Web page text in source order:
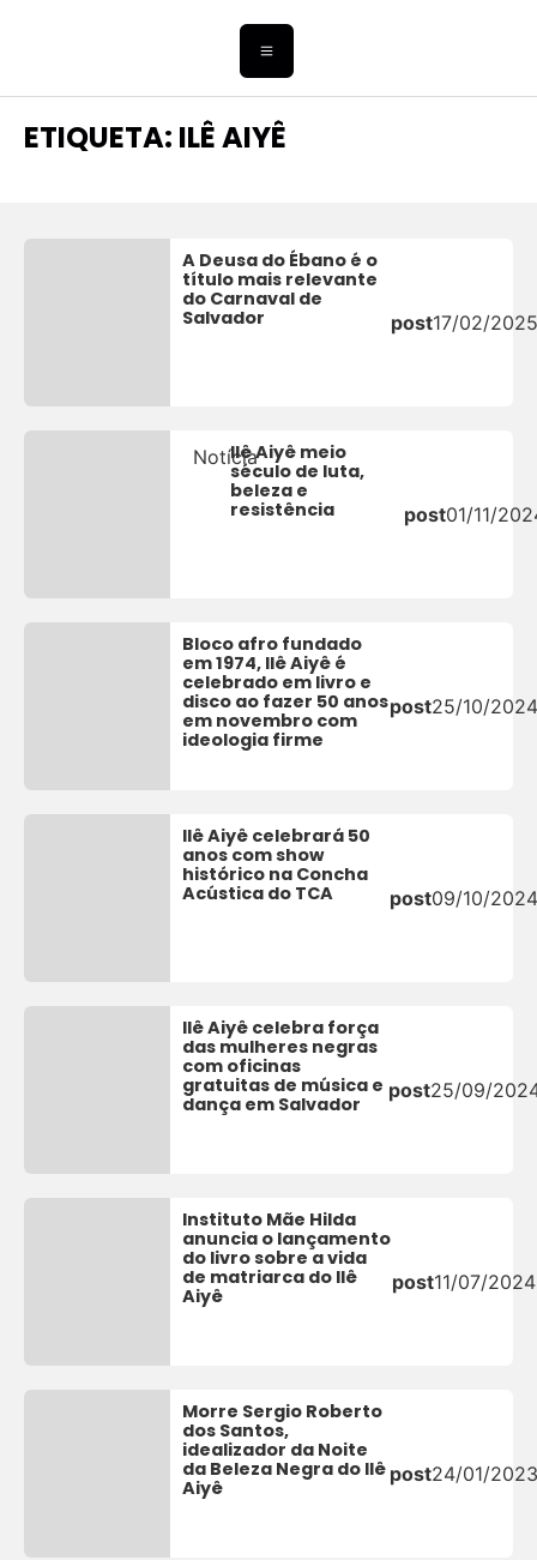
ETIQUETA: ILÊ AIYÊ
A Deusa do Ébano é o
título mais relevante
do Carnaval de
Salvador
post17/02/2025
NotíciaIlê Aiyê meio
século de luta,
beleza e
resistência
post01/11/
Bloco afro fundado
em 1974, Ilê Aiyê é
celebrado em livro e
disco ao fazer 50 anos
em novembro com
ideologia firme
post25/10/
Ilê Aiyê celebrará 50
anos com show
histórico na Concha
Acústica do TCA
post09/10/
Ilê Aiyê celebra força
das mulheres negras
com oficinas
gratuitas de música e
dança em Salvador
post25/09/
Instituto Mãe Hilda
anuncia o lançamento
do livro sobre a vida
de matriarca do Ilê
Aiyê
post11/07/2024
Morre Sergio Roberto
dos Santos,
idealizador da Noite
da Beleza Negra do Ilê
Aiyê
post24/01/